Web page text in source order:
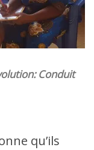
Conduit
qu’ils